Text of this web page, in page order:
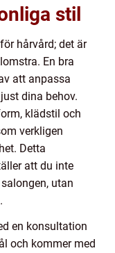
stil
hårvård; det är
En bra
att anpassa
dina behov.
klädstil och
verkligen
Detta
att du inte
utan
en konsultation
och kommer med